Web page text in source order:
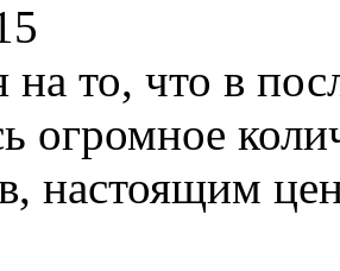
то, что в
огромное
настоящим